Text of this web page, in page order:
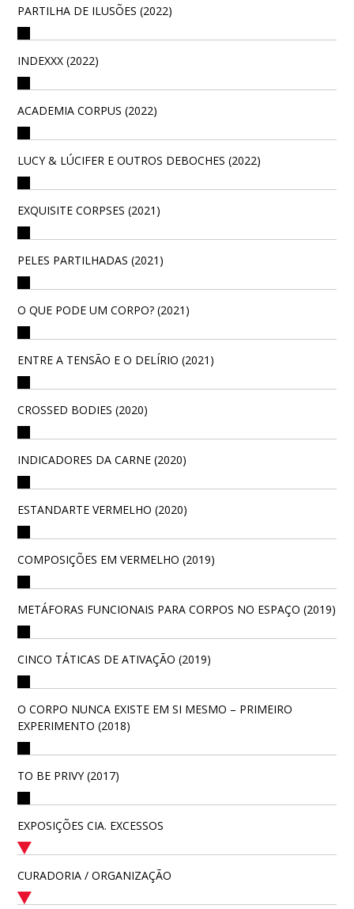
PARTILHA DE ILUSÕES (2022)
INDEXXX (2022)
ACADEMIA CORPUS (2022)
LUCY & LÚCIFER E OUTROS DEBOCHES (2022)
EXQUISITE CORPSES (2021)
PELES PARTILHADAS (2021)
O QUE PODE UM CORPO? (2021)
ENTRE A TENSÃO E O DELÍRIO (2021)
CROSSED BODIES (2020)
INDICADORES DA CARNE (2020)
ESTANDARTE VERMELHO (2020)
COMPOSIÇÕES EM VERMELHO (2019)
METÁFORAS FUNCIONAIS PARA CORPOS NO ESPAÇO (2019)
CINCO TÁTICAS DE ATIVAÇÃO (2019)
O CORPO NUNCA EXISTE EM SI MESMO – PRIMEIRO
EXPERIMENTO (2018)
TO BE PRIVY (2017)
EXPOSIÇÕES CIA. EXCESSOS
CURADORIA / ORGANIZAÇÃO